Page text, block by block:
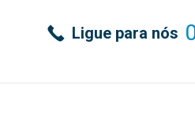
Ligue para nós